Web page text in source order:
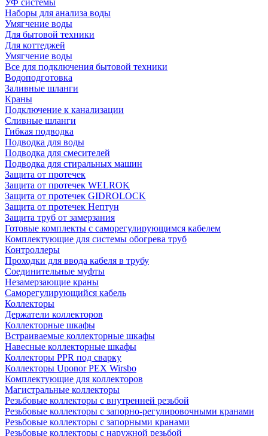
Наборы для анализа воды
Умягчение воды
Для бытовой техники
Для коттеджей
Умягчение воды
Все для подключения бытовой техники
Водоподготовка
Заливные шланги
Краны
Подключение к канализации
Сливные шланги
Гибкая подводка
Подводка для воды
Подводка для смесителей
Подводка для стиральных машин
Защита от протечек
Защита от протечек WELROK
Защита от протечек GIDROLOCK
Защита от протечек Нептун
Защита труб от замерзания
Готовые комплекты с саморегулирующимся кабелем
Комплектующие для системы обогрева труб
Контроллеры
Проходки для ввода кабеля в трубу
Соединительные муфты
Незамерзающие краны
Саморегулирующийся кабель
Коллекторы
Держатели коллекторов
Коллекторные шкафы
Встраиваемые коллекторные шкафы
Навесные коллекторные шкафы
Коллекторы PPR под сварку
Коллекторы Uponor PEX Wirsbo
Комплектующие для коллекторов
Магистральные коллекторы
Резьбовые коллекторы с внутренней резьбой
Резьбовые коллекторы с запорно-регулировочными кранами
Резьбовые коллекторы с запорными кранами
Резьбовые коллекторы с наружной резьбой